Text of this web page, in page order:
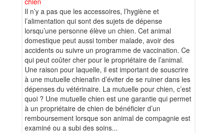
Il n’y a pas que les accessoires, l’hygiène et
l’alimentation qui sont des sujets de dépense
lorsqu’une personne élève un chien. Cet animal
domestique peut aussi tomber malade, avoir des
accidents ou suivre un programme de vaccination. Ce
qui peut coûter cher pour le propriétaire de l’animal.
Une raison pour laquelle, il est important de souscrire
à une mutuelle chienafin d’éviter de se ruiner dans les
dépenses du vétérinaire. La mutuelle pour chien, c’est
quoi ? Une mutuelle chien est une garantie qui permet
à un propriétaire de chien de bénéficier d’un
remboursement lorsque son animal de compagnie est
examiné ou a subi des soins...